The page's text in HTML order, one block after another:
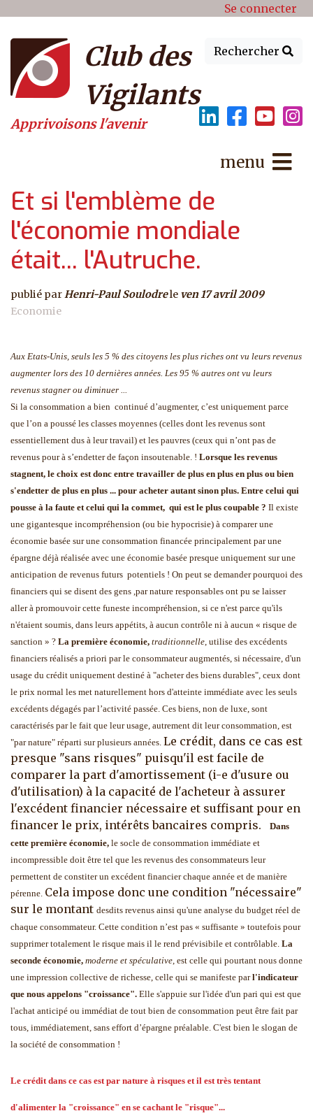
Menu du compte de Se connecter
Rechercher
Club des
Vigilants
Apprivoisons l'avenir
menu
Et si l'emblème de
l'économie mondiale
était... l'Autruche.
publié parHenri-Paul Soulodrele ven 17 avril 2009
Economie
Aux Etats-Unis, seuls les 5 % des citoyens les plus riches ont vu leurs revenus
augmenter lors des 10 dernières années. Les 95 % autres ont vu leurs
revenus stagner ou diminuer ...
Si la consommation a bien continué d’augmenter, c’est uniquement parce
que l’on a poussé les classes moyennes (celles dont les revenus sont
essentiellement dus à leur travail) et les pauvres (ceux qui n’ont pas de
revenus pour à s’endetter de façon insoutenable. ! Lorsque les revenus
stagnent, le choix est donc entre travailler de plus en plus en plus ou bien
s'endetter de plus en plus ... pour acheter autant sinon plus. Entre celui qui
pousse à la faute et celui qui la commet, qui est le plus coupable ? Il existe
une gigantesque incompréhension (ou bie hypocrisie) à comparer une
économie basée sur une consommation financée principalement par une
épargne déjà réalisée avec une économie basée presque uniquement sur une
anticipation de revenus futurs potentiels ! On peut se demander pourquoi des
financiers qui se disent des gens ,par nature responsables ont pu se laisser
aller à promouvoir cette funeste incompréhension, si ce n'est parce qu'ils
n'étaient soumis, dans leurs appétits, à aucun contrôle ni à aucun « risque de
sanction » ? La première économie, traditionnelle, utilise des excédents
financiers réalisés a priori par le consommateur augmentés, si nécessaire, d'un
usage du crédit uniquement destiné à "acheter des biens durables", ceux dont
le prix normal les met naturellement hors d'atteinte immédiate avec les seuls
excédents dégagés par l’activité passée. Ces biens, non de luxe, sont
caractérisés par le fait que leur usage, autrement dit leur consommation, est
"par nature" réparti sur plusieurs années. Le crédit, dans ce cas est
presque "sans risques" puisqu'il est facile de
comparer la part d'amortissement (i-e d'usure ou
d'utilisation) à la capacité de l'acheteur à assurer
l'excédent financier nécessaire et suffisant pour en
financer le prix, intérêts bancaires compris.
Dans
cette première économie, le socle de consommation immédiate et
incompressible doit être tel que les revenus des consommateurs leur
permettent de constiter un excédent financier chaque année et de manière
pérenne. Cela impose donc une condition "nécessaire"
sur le montant desdits revenus ainsi qu'une analyse du budget réel de
chaque consommateur. Cette condition n’est pas « suffisante » toutefois pour
supprimer totalement le risque mais il le rend prévisibile et contrôlable. La
seconde économie, moderne et spéculative, est celle qui pourtant nous donne
une impression collective de richesse, celle qui se manifeste parl'indicateur
que nous appelons "croissance". Elle s'appuie sur l'idée d'un pari qui est que
l'achat anticipé ou immédiat de tout bien de consommation peut être fait par
tous, immédiatement, sans effort d’épargne préalable. C'est bien le slogan de
la société de consommation !
Le crédit dans ce cas est par nature à risques et il est très tentant
d'alimenter la "croissance" en se cachant le "risque"...